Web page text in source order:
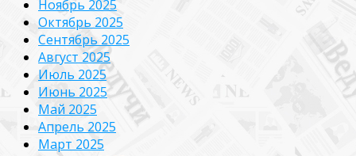
Ноябрь 2025
Октябрь 2025
Сентябрь 2025
Август 2025
Июль 2025
Июнь 2025
Май 2025
Апрель 2025
Март 2025